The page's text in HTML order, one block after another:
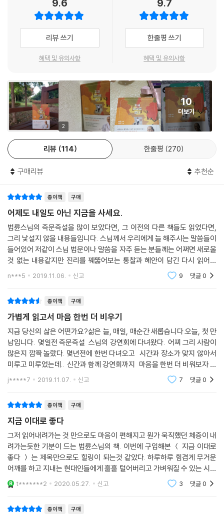
자존감, 우울, 성공, 행복, 사랑, 가족, 직장, 인간관계, 화, 수행 등
당신은 지금 어떤 고민을 하고 있나요?
스스로에게 물어보세요.
나는 누구인가, 지금 무엇을 하고 있는가. 나는 지금 어디로 가고 있는가.
“어떻게 사는 게 옳은 건지 고민입니다.”
“큰 꿈을 이루려고 무리하다 보니 자꾸 몸이 아프고 불안해져요.”
“실수에 대한 두려움이 많고 남의 눈을 너무 의식합니다.”
“사는 게 우울하고 꿈이나 열정이 없어요.”
“지금보다 더 자유롭고 기쁘게 살려면 어떻게 살아야 할까요?”
“잘 산다는 것은 무엇일까요?”
“욕심을 어떻게 절제하시나요?”
“다른 사람에게 잘 보이려고 눈치 보고 아부하기 싫어요.”
“휴직중입니다. 처음엔 잘 쉬다가 이제 슬슬 초조해지는데 딱히 하고 싶은
일도 없어요.”
“우울증으로 약을 먹고 있습니다. 어떻게 하면 마음이 편해질 수 있을까
요?”
“마음 놓고 소주 한 잔 마실 친구가 없어요. 누구는 왠지 불편하고 또 누구
는 자기주장이 강해서 머리가 아프고 이젠 오래된 친구도 예전만큼 편하지
『지금 이대로 좋다』 100자 소개
『인생수업』『지금, 여기, 깨어있기』『법륜스님의 행복』 등으로 인생의 고민
에 대해 명쾌한 해법을 제시해 온 법륜 스님의 새로운 책이 나왔다. 『지금
이대로 좋다』는 지난 8년간 SNS로 매일 전해졌던 법륜 스님의 희망편지
콘텐츠를 한 권의 에세이로 정리한 책이다. 법륜 스님은 책에서 잠시 멈추
9.6
리뷰 쓰기
혜택 및 유의사항
9.7
한줄평 쓰기
혜택 및 유의사항
2
10
더보기
리뷰 114 한줄평 270
구매리뷰 추천순
종이책 구매
어제도 내일도 아닌 지금을 사세요.
법륜스님의 즉문즉설을 많이 보았다면, 그 이전의 다른 책들도 읽었다면,
그리 낯설지 않을 내용들입니다. 스님께서 우리에게 늘 해주시는 말씀들이
들어있어 저같이 스님 법문이나 말씀을 자주 듣는 분들께는 어쩌면 새로울
것 없는 내용같지만 진리를 꿰뚫어보는 통찰과 혜안이 담긴 다시 읽어도
좋은 내용의 책입니다. 저는 스님의 책들은 거의 다 읽었고, 유튜브로 즉문
n***5 2019.11.06. 신고 9 댓글0
종이책 구매
가볍게 읽고서 마음 한번 더 비우기
지금 당신의 삶은 어떤가요?삶은 늘, 매일, 매순간 새롭습니다.오늘, 첫 만
남입니다. 몇일전 즉문즉설 스님의 강연회에 다녀왔다. 어찌 그리 사람이
많은지 깜짝 놀랐다. 몇년전에 한번 다녀오고 시간과 장소가 맞지 않아서
미루고 미루었는데.. 신간과 함께 강연회까지 마음을 한번 더 비워보자 하
는 마음으로 찾았는데... 역시나 좋은 시간이었다. 과거나 미래가 아닌 지
금,
j*****7 2019.11.07. 신고 7 댓글0
종이책 구매
지금 이대로 좋다
그저 읽어내려가는 것 만으로도 마음이 편해지고 뭔가 묵직했던 체증이 내
려가는듯한 기분이 드는 법륜스님의 책. 이번에 구입해본 ＜ 지금 이대로
좋다 ＞ 는 제목만으로도 힐링이 되는것 같았다. 하루하루 힘겹게 무거운
어깨를 하고 지내는 현대인들에게 훌훌 털어버리고 가벼워질 수 있는 시간
을 선물하는 책이 아닐까 하는 생각이 들었다. 걱정과 고민으로 지금 이대
로의 시간을 흘
t*******2 2020.05.27. 신고 3 댓글0
종이책 구매